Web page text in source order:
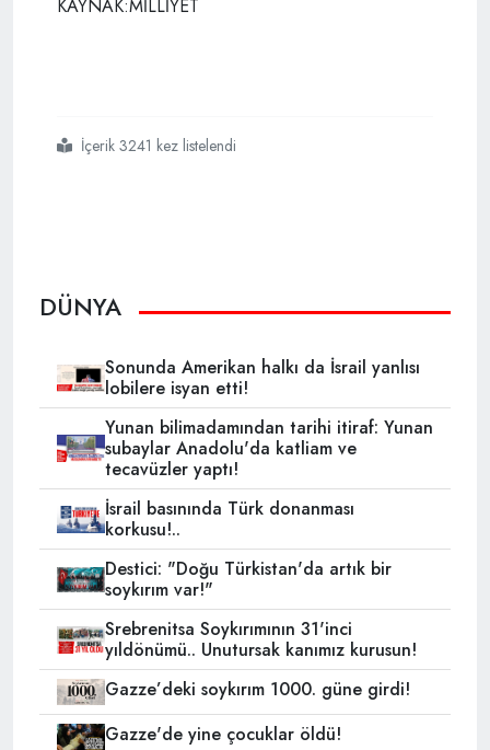
KAYNAK:MİLLİYET
#suriye ordusu
#el bab
#suriye ordusu da el bab için operasyon hazırlığı yaparken
#suriye ordusunun elit birliği olan
# İçerik 3241 kez listelendi
DÜNYA
Sonunda Amerikan halkı da İsrail yanlısı
lobilere isyan etti!
Yunan bilimadamından tarihi itiraf: Yunan
subaylar Anadolu'da katliam ve
tecavüzler yaptı!
İsrail basınında Türk donanması
korkusu!..
Destici: "Doğu Türkistan'da artık bir
soykırım var!"
Srebrenitsa Soykırımının 31'inci
yıldönümü.. Unutursak kanımız kurusun!
Gazze’deki soykırım 1000. güne girdi!
Gazze'de yine çocuklar öldü!